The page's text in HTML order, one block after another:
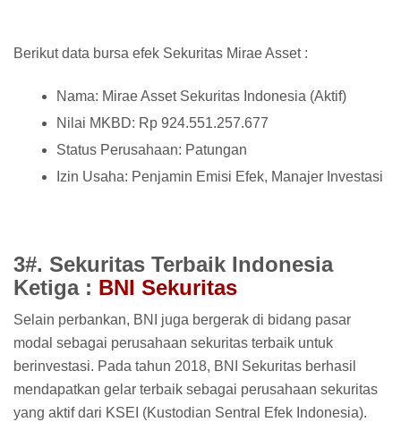
Berikut data bursa efek Sekuritas Mirae Asset :
Nama: Mirae Asset Sekuritas Indonesia (Aktif)
Nilai MKBD: Rp 924.551.257.677
Status Perusahaan: Patungan
Izin Usaha: Penjamin Emisi Efek, Manajer Investasi
3#. Sekuritas Terbaik Indonesia
Ketiga : BNI Sekuritas
Selain perbankan, BNI juga bergerak di bidang pasar
modal sebagai perusahaan sekuritas terbaik untuk
berinvestasi. Pada tahun 2018, BNI Sekuritas berhasil
mendapatkan gelar terbaik sebagai perusahaan sekuritas
yang aktif dari KSEI (Kustodian Sentral Efek Indonesia).